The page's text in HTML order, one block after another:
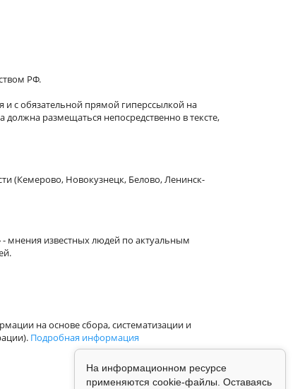
РФ.
и с обязательной прямой гиперссылкой на
должна размещаться непосредственно в тексте,
(Кемерово, Новокузнецк, Белово, Ленинск-
мнения известных людей по актуальным
на основе сбора, систематизации и
Подробная информация
На информационном ресурсе
применяются cookie-файлы. Оставаясь